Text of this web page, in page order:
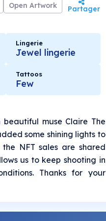
Open Artwork Partager
Lingerie
Jewel lingerie
Tattoos
Few
beautiful muse Claire The
some shining lights to
NFT sales are shared
us to keep shooting in
Thanks for your